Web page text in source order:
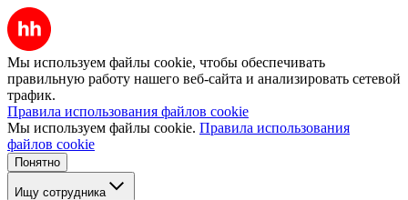
Мы используем файлы cookie, чтобы обеспечивать
правильную работу нашего веб-сайта и анализировать сетевой
трафик.
Правила использования файлов cookie
Мы используем файлы cookie. Правила использования
файлов cookie
Понятно
Ищу сотрудника